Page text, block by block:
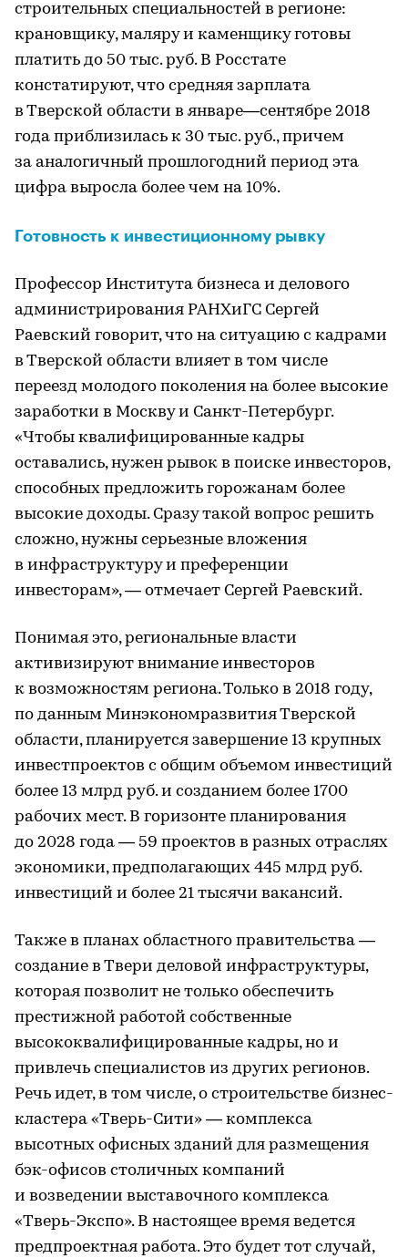
строительных специальностей в регионе:
крановщику, маляру и каменщику готовы
платить до 50 тыс. руб. В Росстате
констатируют, что средняя зарплата
в Тверской области в январе—сентябре 2018
года приблизилась к 30 тыс. руб., причем
за аналогичный прошлогодний период эта
цифра выросла более чем на 10%.
Готовность к инвестиционному рывку
Профессор Института бизнеса и делового
администрирования РАНХиГС Сергей
Раевский говорит, что на ситуацию с кадрами
в Тверской области влияет в том числе
переезд молодого поколения на более высокие
заработки в Москву и Санкт-Петербург.
«Чтобы квалифицированные кадры
оставались, нужен рывок в поиске инвесторов,
способных предложить горожанам более
высокие доходы. Сразу такой вопрос решить
сложно, нужны серьезные вложения
в инфраструктуру и преференции
инвесторам», — отмечает Сергей Раевский.
Понимая это, региональные власти
активизируют внимание инвесторов
к возможностям региона. Только в 2018 году,
по данным Минэкономразвития Тверской
области, планируется завершение 13 крупных
инвестпроектов с общим объемом инвестиций
более 13 млрд руб. и созданием более 1700
рабочих мест. В горизонте планирования
до 2028 года — 59 проектов в разных отраслях
экономики, предполагающих 445 млрд руб.
инвестиций и более 21 тысячи вакансий.
Также в планах областного правительства —
создание в Твери деловой инфраструктуры,
которая позволит не только обеспечить
престижной работой собственные
высококвалифицированные кадры, но и
привлечь специалистов из других регионов.
Речь идет, в том числе, о строительстве бизнес-
кластера «Тверь-Сити» — комплекса
высотных офисных зданий для размещения
бэк-офисов столичных компаний
и возведении выставочного комплекса
«Тверь-Экспо». В настоящее время ведется
предпроектная работа. Это будет тот случай,